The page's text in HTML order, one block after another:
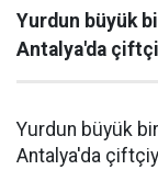
Yurdun büyük
Antalya'da
Yurdun büyük
Antalya'da